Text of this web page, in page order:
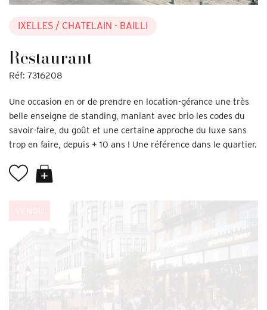
IXELLES / CHATELAIN - BAILLI
Restaurant
Réf: 7316208
Une occasion en or de prendre en location-gérance une très
belle enseigne de standing, maniant avec brio les codes du
savoir-faire, du goût et une certaine approche du luxe sans
trop en faire, depuis + 10 ans ! Une référence dans le quartier.